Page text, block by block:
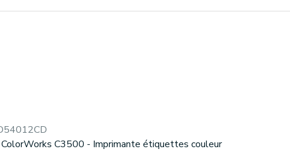
ColorWorks C3500 - Imprimante étiquettes couleur